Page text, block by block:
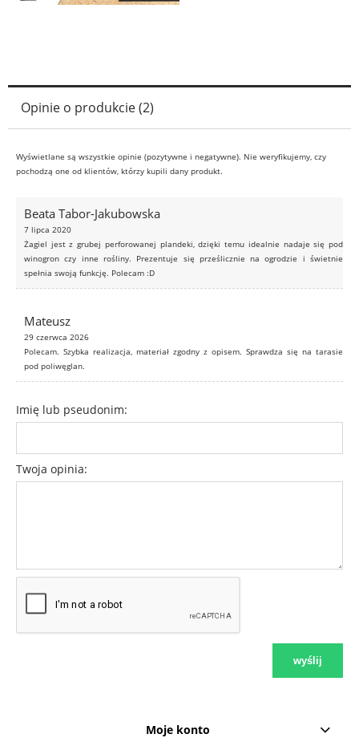
Opinie o produkcie (2)
Wyświetlane są wszystkie opinie (pozytywne i negatywne). Nie weryfikujemy, czy
pochodzą one od klientów, którzy kupili dany produkt.
Beata Tabor-Jakubowska
7 lipca 2020
Żagiel jest z grubej perforowanej plandeki, dzięki temu idealnie nadaje się pod
winogron czy inne rośliny. Prezentuje się prześlicznie na ogrodzie i świetnie
spełnia swoją funkcję. Polecam :D
Mateusz
29 czerwca 2026
Polecam. Szybka realizacja, materiał zgodny z opisem. Sprawdza się na tarasie
pod poliwęglan.
Imię lub pseudonim:
Twoja opinia:
wyślij
Moje konto